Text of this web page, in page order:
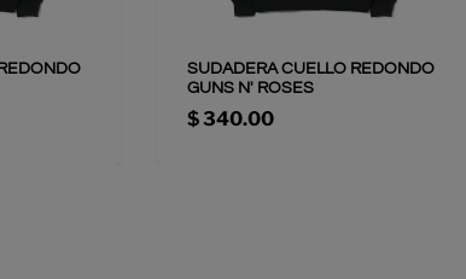
SUDADERA CUELLO REDONDO
GUNS N' ROSES
$ 340.00